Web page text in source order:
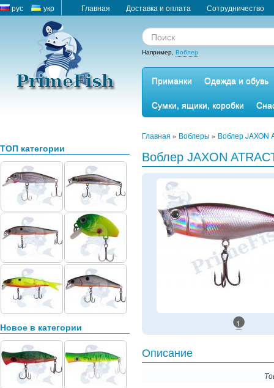
рус укр Главная Доставка и оплата Сотрудничество
Например, Воблер
Приманки
Одежда и обувь
Сумки, ящики, коробки
ТОП категории
Новое в категории
Главная » Воблеры » Воблер JAXON
Воблер JAXON
1
Описание